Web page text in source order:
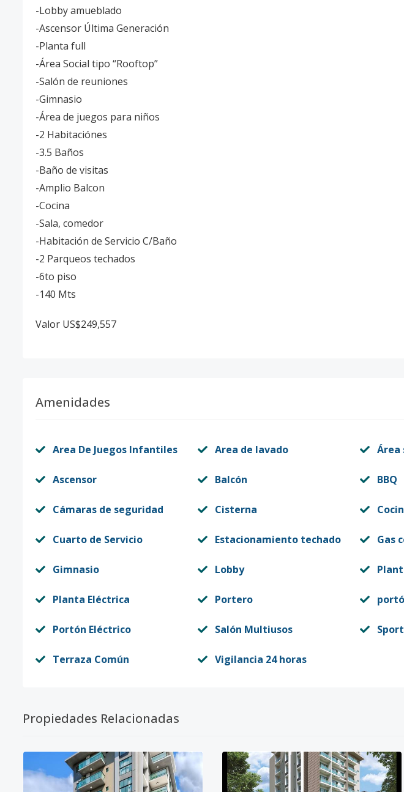
-Lobby amueblado
-Ascensor Última Generación
-Planta full
-Área Social tipo “Rooftop”
-Salón de reuniones
-Gimnasio
-Área de juegos para niños
-2 Habitaciónes
-3.5 Baños
-Baño de visitas
-Amplio Balcon
-Cocina
-Sala, comedor
-Habitación de Servicio C/Baño
-2 Parqueos techados
-6to piso
-140 Mts
Valor US$249,557
Amenidades
Area De Juegos Infantiles Area de lavado Área
Ascensor Balcón BBQ
Cámaras de seguridad Cisterna
Cuarto de Servicio Estacionamiento techado Gas
Gimnasio Lobby
Planta Eléctrica Portero
Portón Eléctrico Salón Multiusos
Terraza Común Vigilancia 24 horas
Propiedades Relacionadas